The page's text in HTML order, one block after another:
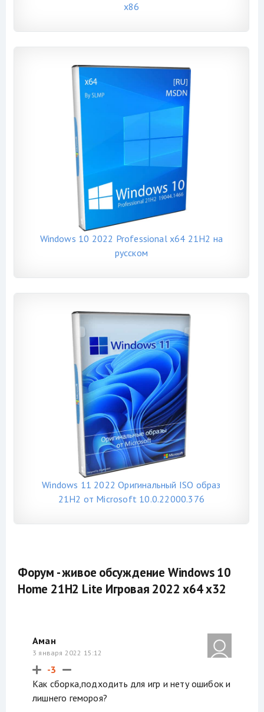
x86
Windows 10 2022 Professional x64 21H2 на
русском
Windows 11 2022 Оригинальный ISO образ
21H2 от Microsoft 10.0.22000.376
Форум - живое обсуждение Windows 10
Home 21H2 Lite Игровая 2022 x64 x32
Аман
3 января 2022 15:12
-3
Как сборка,подходить для игр и нету ошибок и
лишнего гемороя?